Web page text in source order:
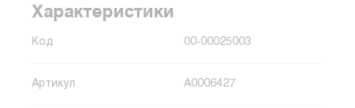
Характеристики
Код 00-00025003
Артикул A0006427